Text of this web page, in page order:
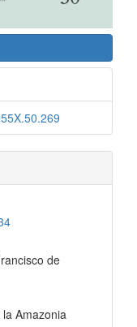
de
Amazonia